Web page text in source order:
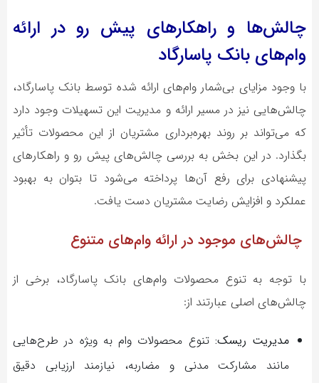
چالش‌ها و راهکارهای پیش رو در ارائه
وام‌های بانک پاسارگاد
با وجود مزایای بی‌شمار وام‌های ارائه شده توسط بانک پاسارگاد،
چالش‌هایی نیز در مسیر ارائه و مدیریت این تسهیلات وجود دارد
که می‌تواند بر روند بهره‌برداری مشتریان از این محصولات تأثیر
بگذارد. در این بخش به بررسی چالش‌های پیش رو و راهکارهای
پیشنهادی برای رفع آن‌ها پرداخته می‌شود تا بتوان به بهبود
عملکرد و افزایش رضایت مشتریان دست یافت.
چالش‌های موجود در ارائه وام‌های متنوع
با توجه به تنوع محصولات وام‌های بانک پاسارگاد، برخی از
چالش‌های اصلی عبارتند از:
مدیریت ریسک: تنوع محصولات وام به ویژه در طرح‌هایی
مانند مشارکت مدنی و مضاربه، نیازمند ارزیابی دقیق